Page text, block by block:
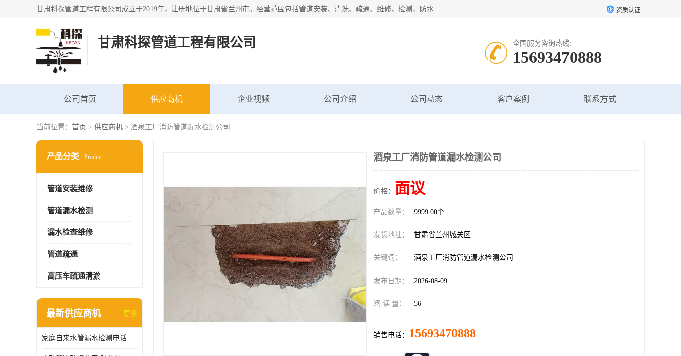
甘肃科探管道工程有限公司成立于2019年，注册地位于甘肃省兰州市。经营范围包括管道安装、清洗、疏通、维修、检测，防水工程，工程钻孔，化粪池清理，暖气安装，给排水管道安装维修，室内外管道如消防、供水、供热管道漏水检测定位，室内外防水堵漏等。 资质认证
甘肃科探管道工程有限公司 全国服务咨询热线:
15693470888
公司首页 供应商机 企业视频 公司介绍 公司动态 客户案例 联系方式
当前位置： 首页 > 供应商机 > 酒泉工厂消防管道漏水检测公司
产品分类 Product
管道安装维修
管道漏水检测
漏水检查维修
管道疏通
高压车疏通清淤
最新供应商机 更多
家庭自来水管漏水检测电话 服务周到
酒泉工厂消防管道漏水检测公司
价格： 面议
产品数量： 9999.00个
发货地址： 甘肃省兰州城关区
关键词： 酒泉工厂消防管道漏水检测公司
发布日期： 2026-08-09
阅 读 量： 56
销售电话： 15693470888